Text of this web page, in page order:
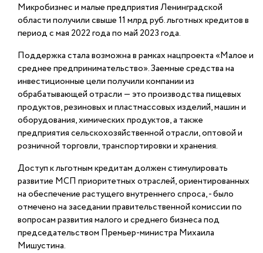
Микробизнес и малые предприятия Ленинградской
области получили свыше 11 млрд руб. льготных кредитов в
период с мая 2022 года по май 2023 года.
Поддержка стала возможна в рамках нацпроекта «Малое и
среднее предпринимательство». Заемные средства на
инвестиционные цели получили компании из
обрабатывающей отрасли ― это производства пищевых
продуктов, резиновых и пластмассовых изделий, машин и
оборудования, химических продуктов, а также
предприятия сельскохозяйственной отрасли, оптовой и
розничной торговли, транспортировки и хранения.
Доступ к льготным кредитам должен стимулировать
развитие МСП приоритетных отраслей, ориентированных
на обеспечение растущего внутреннего спроса, - было
отмечено на заседании правительственной комиссии по
вопросам развития малого и среднего бизнеса под
председательством Премьер-министра Михаила
Мишустина.